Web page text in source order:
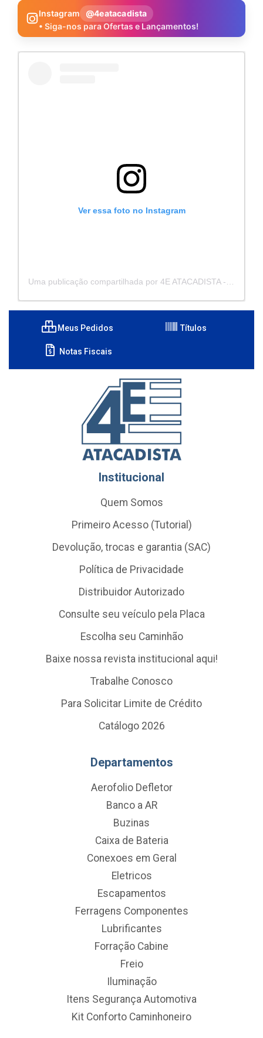
Instagram
@4eatacadista
• Siga-nos para Ofertas e Lançamentos!
Ver essa foto no Instagram
Meus Pedidos Títulos
Notas Fiscais
Institucional
Quem Somos
Primeiro Acesso (Tutorial)
Devolução, trocas e garantia (SAC)
Política de Privacidade
Distribuidor Autorizado
Consulte seu veículo pela Placa
Escolha seu Caminhão
Baixe nossa revista institucional aqui!
Trabalhe Conosco
Para Solicitar Limite de Crédito
Catálogo 2026
Departamentos
Aerofolio Defletor
Banco a AR
Buzinas
Caixa de Bateria
Conexoes em Geral
Eletricos
Escapamentos
Ferragens Componentes
Lubrificantes
Forração Cabine
Freio
Iluminação
Itens Segurança Automotiva
Kit Conforto Caminhoneiro